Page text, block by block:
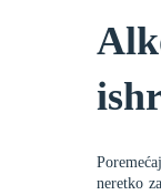
neretko